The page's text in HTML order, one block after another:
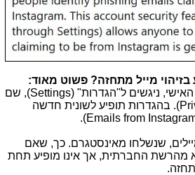
מייל מתחזה? פשוט מאוד:
ניגשים ל"הגדרות" (Settings), שם
). בהגדרות תופיע לשונית חדשה
Emails from
).
שנשלחו מאינסטגרם. כך, שאם
מהרשת החברתית, אך אינו מופיע תחת